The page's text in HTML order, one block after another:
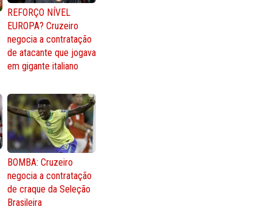
REFORÇO NÍVEL
EUROPA? Cruzeiro
negocia a contratação
de atacante que jogava
em gigante italiano
BOMBA: Cruzeiro
negocia a contratação
de craque da Seleção
Brasileira